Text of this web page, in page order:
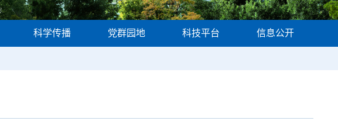
科学传播 党群园地 科技平台 信息公开